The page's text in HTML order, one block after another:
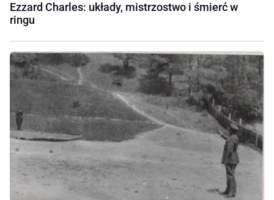
Ezzard Charles: układy, mistrzostwo i śmierć w
ringu